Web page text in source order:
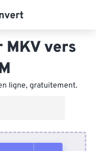
vers
ligne, gratuitement.